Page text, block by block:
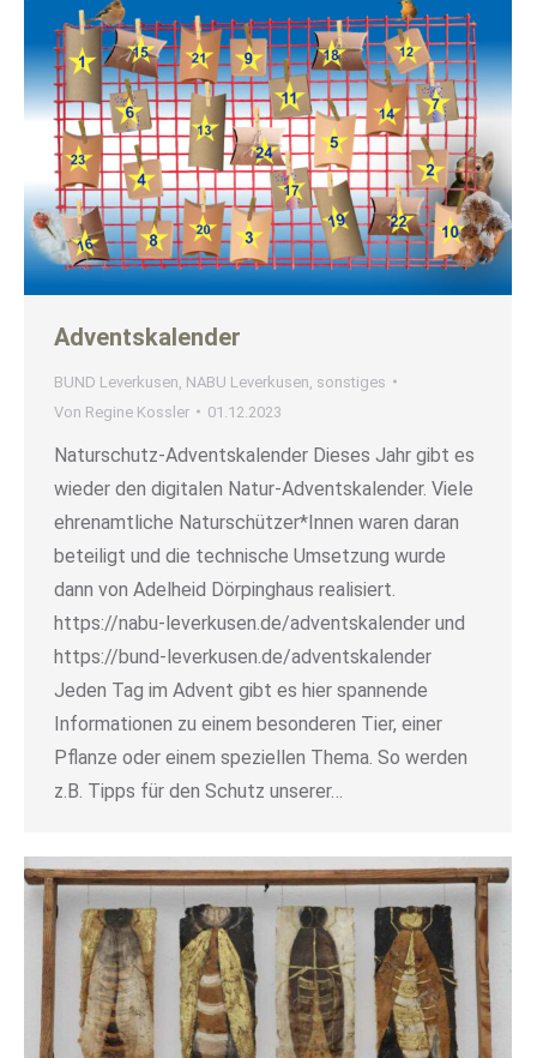
Adventskalender
BUND Leverkusen NABU Leverkusen sonstiges
Von Regine Kossler 01.12.2023
Naturschutz-Adventskalender Dieses Jahr gibt es
wieder den digitalen Natur-Adventskalender. Viele
ehrenamtliche Naturschützer*Innen waren daran
beteiligt und die technische Umsetzung wurde
dann von Adelheid Dörpinghaus realisiert.
https://nabu-leverkusen.de/adventskalender und
https://bund-leverkusen.de/adventskalender
Jeden Tag im Advent gibt es hier spannende
Informationen zu einem besonderen Tier, einer
Pflanze oder einem speziellen Thema. So werden
z.B. Tipps für den Schutz unserer…